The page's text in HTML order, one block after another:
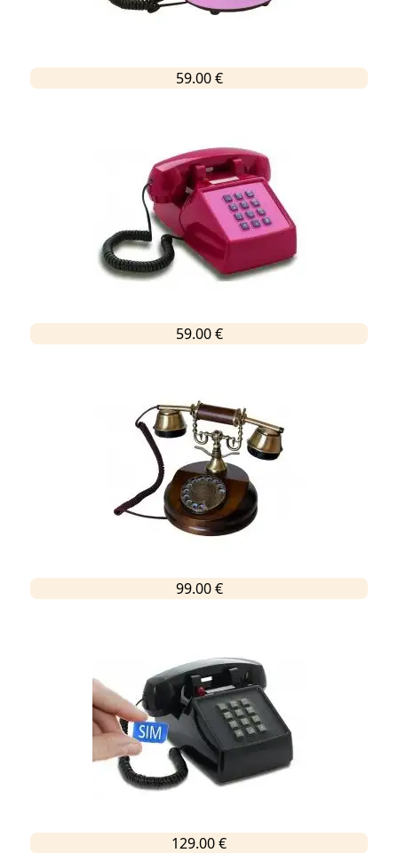
59.00 €
59.00 €
99.00 €
129.00 €